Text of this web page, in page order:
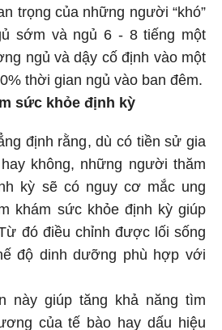
trọng của những người “khó”
sớm và ngủ 6 - 8 tiếng một
ngủ và dậy cố định vào một
thời gian ngủ vào ban đêm.
sức khỏe định kỳ
định rằng, dù có tiền sử gia
không, những người thăm
kỳ sẽ có nguy cơ mắc ung
khám sức khỏe định kỳ giúp
đó điều chỉnh được lối sống
độ dinh dưỡng phù hợp với
này giúp tăng khả năng tìm
của tế bào hay dấu hiệu